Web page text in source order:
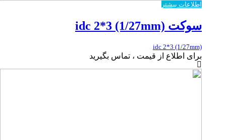
اطلاعات بیشتر
سوکت idc 2*3 (1/27mm)
idc 2*3 (1/27mm)
برای اطلاع از قیمت ، تماس بگیرید